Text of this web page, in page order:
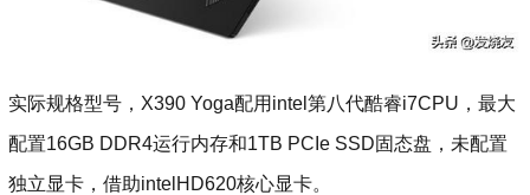
实际规格型号，X390 Yoga配用intel第八代酷睿i7CPU，最大
配置16GB DDR4运行内存和1TB PCIe SSD固态盘，未配置
独立显卡，借助intelHD620核心显卡。